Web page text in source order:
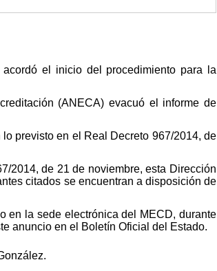
el inicio del procedimiento para la
(ANECA) evacuó el informe de
previsto en el Real Decreto 967/2014, de
2014, de 21 de noviembre, esta Dirección
citados se encuentran a disposición de
en la sede electrónica del MECD, durante
anuncio en el Boletín Oficial del Estado.